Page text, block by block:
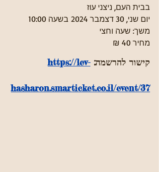
בבית העם, ניצני עוז
יום שני, 30 דצמבר 2024 בשעה 10:00
משך: שעה וחצי
מחיר 40 ₪
קישור להרשמה: https://lev-
hasharon.smarticket.co.il/event/37